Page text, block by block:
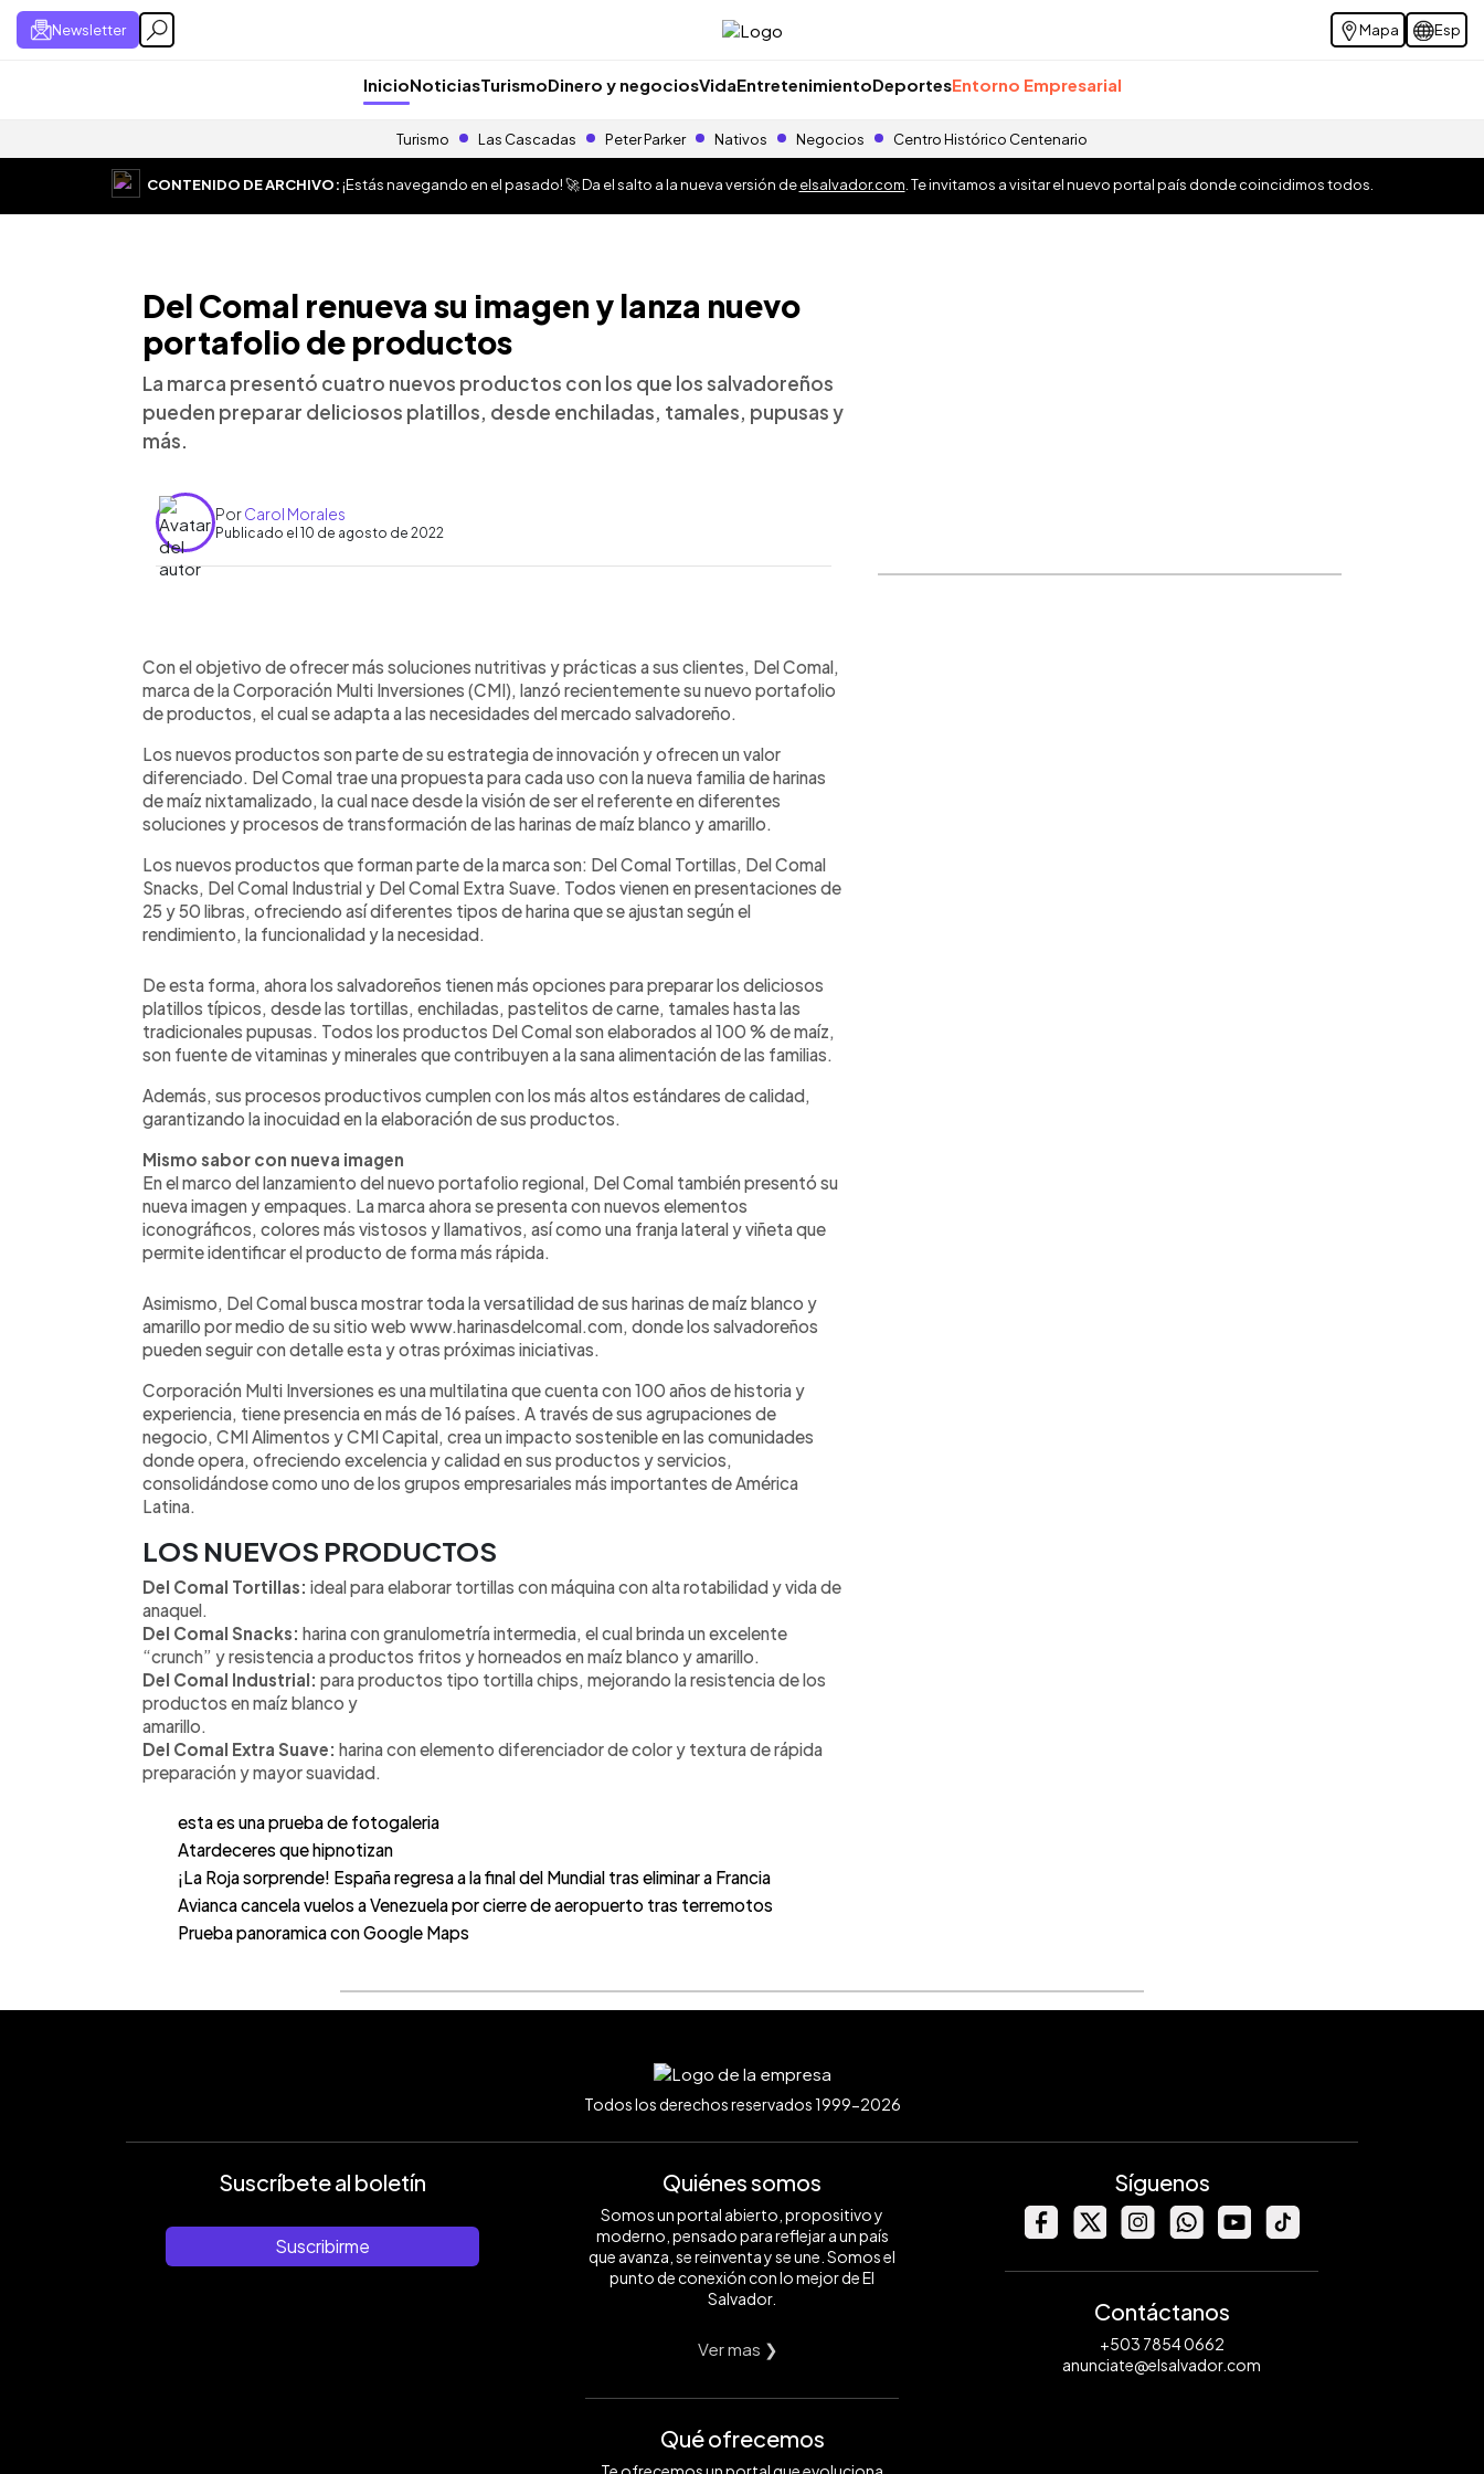
Newsletter Mapa Esp
InicioNoticiasTurismoDinero y negociosVidaEntretenimientoDeportesEntorno Empresarial
Turismo Las Cascadas Peter Parker Nativos Negocios Centro Histórico Centenario
CONTENIDO DE ARCHIVO:¡Estás navegando en el pasado! 🚀 Da el salto a la nueva versión deelsalvador.com . Te invitamos a visitar el nuevo portal país donde coincidimos todos.
Del Comal renueva su imagen y lanza nuevo
portafolio de productos
La marca presentó cuatro nuevos productos con los que los salvadoreños
pueden preparar deliciosos platillos, desde enchiladas, tamales, pupusas y
más.
PorCarol Morales
Publicado el 10 de agosto de 2022
► Escuchar artículo
Con el objetivo de ofrecer más soluciones nutritivas y prácticas a sus clientes, Del Comal,
marca de la Corporación Multi Inversiones (CMI), lanzó recientemente su nuevo portafolio
de productos, el cual se adapta a las necesidades del mercado salvadoreño.
Los nuevos productos son parte de su estrategia de innovación y ofrecen un valor
diferenciado. Del Comal trae una propuesta para cada uso con la nueva familia de harinas
de maíz nixtamalizado, la cual nace desde la visión de ser el referente en diferentes
soluciones y procesos de transformación de las harinas de maíz blanco y amarillo.
Los nuevos productos que forman parte de la marca son: Del Comal Tortillas, Del Comal
Snacks, Del Comal Industrial y Del Comal Extra Suave. Todos vienen en presentaciones de
25 y 50 libras, ofreciendo así diferentes tipos de harina que se ajustan según el
rendimiento, la funcionalidad y la necesidad.
De esta forma, ahora los salvadoreños tienen más opciones para preparar los deliciosos
platillos típicos, desde las tortillas, enchiladas, pastelitos de carne, tamales hasta las
tradicionales pupusas. Todos los productos Del Comal son elaborados al 100 % de maíz,
son fuente de vitaminas y minerales que contribuyen a la sana alimentación de las familias.
Además, sus procesos productivos cumplen con los más altos estándares de calidad,
garantizando la inocuidad en la elaboración de sus productos.
Mismo sabor con nueva imagen
En el marco del lanzamiento del nuevo portafolio regional, Del Comal también presentó su
nueva imagen y empaques. La marca ahora se presenta con nuevos elementos
iconográficos, colores más vistosos y llamativos, así como una franja lateral y viñeta que
permite identificar el producto de forma más rápida.
Asimismo, Del Comal busca mostrar toda la versatilidad de sus harinas de maíz blanco y
amarillo por medio de su sitio web www.harinasdelcomal.com, donde los salvadoreños
pueden seguir con detalle esta y otras próximas iniciativas.
Corporación Multi Inversiones es una multilatina que cuenta con 100 años de historia y
experiencia, tiene presencia en más de 16 países. A través de sus agrupaciones de
negocio, CMI Alimentos y CMI Capital, crea un impacto sostenible en las comunidades
donde opera, ofreciendo excelencia y calidad en sus productos y servicios,
consolidándose como uno de los grupos empresariales más importantes de América
Latina.
LOS NUEVOS PRODUCTOS
Del Comal Tortillas: ideal para elaborar tortillas con máquina con alta rotabilidad y vida de
anaquel.
Del Comal Snacks: harina con granulometría intermedia, el cual brinda un excelente
“crunch” y resistencia a productos fritos y horneados en maíz blanco y amarillo.
Del Comal Industrial: para productos tipo tortilla chips, mejorando la resistencia de los
productos en maíz blanco y
amarillo.
Del Comal Extra Suave: harina con elemento diferenciador de color y textura de rápida
preparación y mayor suavidad.
esta es una prueba de fotogaleria
Atardeceres que hipnotizan
¡La Roja sorprende! España regresa a la final del Mundial tras eliminar a Francia
Avianca cancela vuelos a Venezuela por cierre de aeropuerto tras terremotos
Prueba panoramica con Google Maps
Todos los derechos reservados 1999-2026
Suscríbete al boletín
Suscribirme
Quiénes somos
Somos un portal abierto, propositivo y
moderno, pensado para reflejar a un país
que avanza, se reinventa y se une. Somos el
punto de conexión con lo mejor de El
Salvador.
Ver mas ❯
Qué ofrecemos
Síguenos
Contáctanos
+503 7854 0662
anunciate@elsalvador.com